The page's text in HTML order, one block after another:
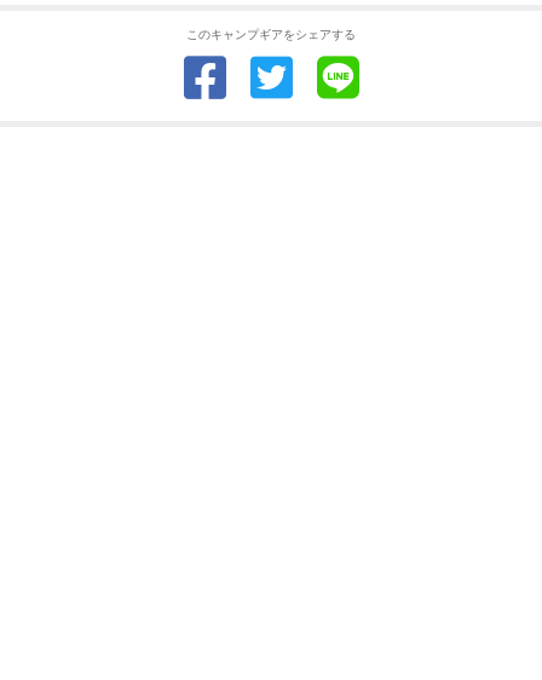
このキャンプギアをシェアする